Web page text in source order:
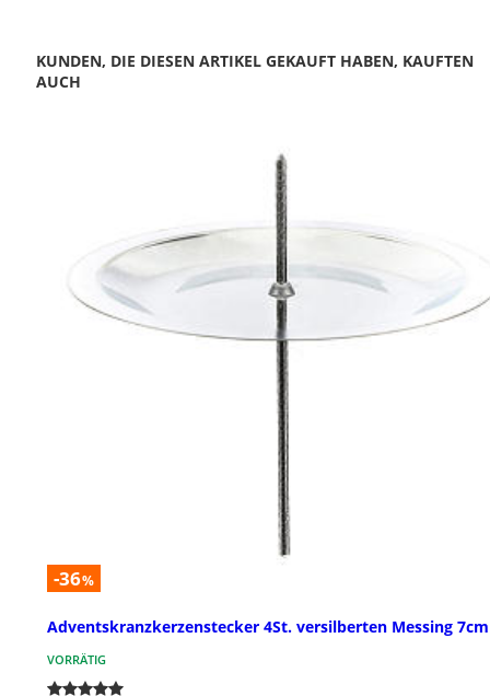
KUNDEN, DIE DIESEN ARTIKEL GEKAUFT HABEN, KAUFTEN
AUCH
-36%
Adventskranzkerzenstecker 4St. versilberten Messing 7cm
VORRÄTIG